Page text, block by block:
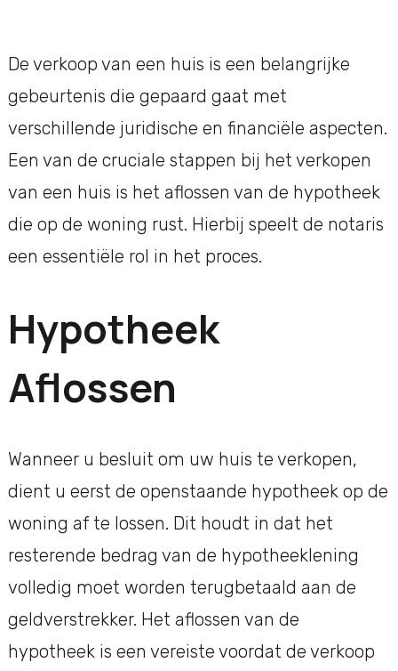
De verkoop van een huis is een belangrijke
gebeurtenis die gepaard gaat met
verschillende juridische en financiële aspecten.
Een van de cruciale stappen bij het verkopen
van een huis is het aflossen van de hypotheek
die op de woning rust. Hierbij speelt de notaris
een essentiële rol in het proces.
Hypotheek
Aflossen
Wanneer u besluit om uw huis te verkopen,
dient u eerst de openstaande hypotheek op de
woning af te lossen. Dit houdt in dat het
resterende bedrag van de hypotheeklening
volledig moet worden terugbetaald aan de
geldverstrekker. Het aflossen van de
hypotheek is een vereiste voordat de verkoop